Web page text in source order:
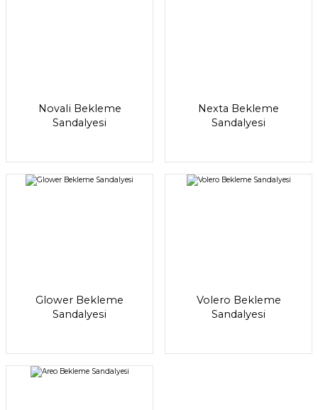
Novali Bekleme
Sandalyesi
Nexta Bekleme
Sandalyesi
Glower Bekleme
Sandalyesi
Volero Bekleme
Sandalyesi